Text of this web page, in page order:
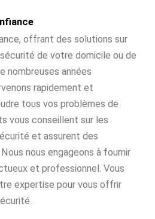
offrant des solutions sur
de votre domicile ou de
nombreuses années
rapidement et
tous vos problèmes de
vous conseillent sur les
et assurent des
nous engageons à fournir
et professionnel. Vous
expertise pour vous offrir